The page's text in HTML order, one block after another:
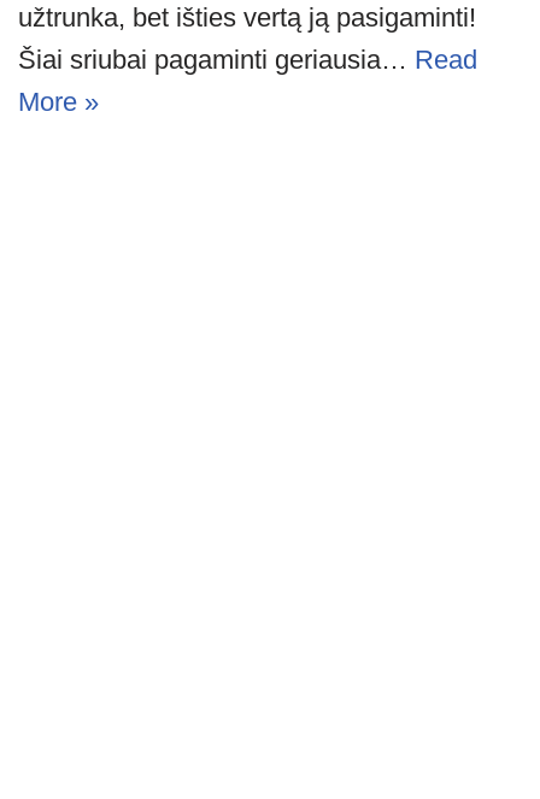
užtrunka, bet išties vertą ją pasigaminti!
Šiai sriubai pagaminti geriausia… Read
More »